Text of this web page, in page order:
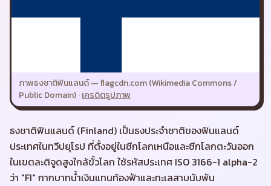
ภาพธงชาติฟินแลนด์—flagcdn.com (Wikimedia Commons /
Public Domain)·เครดิตรูปภาพ
ธงชาติฟินแลนด์ (Finland) เป็นธงประจำชาติของฟินแลนด์
ประเทศในทวีปยุโรป ที่ตั้งอยู่ในซีกโลกเหนือและซีกโลกตะวันออก
ในเขตละติจูดสูงใกล้ขั้วโลก ใช้รหัสประเทศ ISO 3166-1 alpha-2
ว่า "FI" กากบาทน้ำเงินแทนท้องฟ้าและทะเลสาบนับพัน